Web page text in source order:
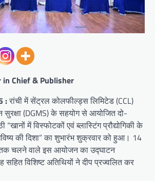
in Chief & Publisher
:रांची में सेंट्रल कोलफील्ड्स लिमिटेड (CCL)
सुरक्षा (DGMS) के सहयोग से आयोजित दो-
“खानों में विस्फोटकों एवं ब्लास्टिंग प्रौद्योगिकी के
की दिशा” का शुभारंभ शुक्रवार को हुआ। 14
चलने वाले इस आयोजन का उद्घाटन
सहित विशिष्ट अतिथियों ने दीप प्रज्वलित कर